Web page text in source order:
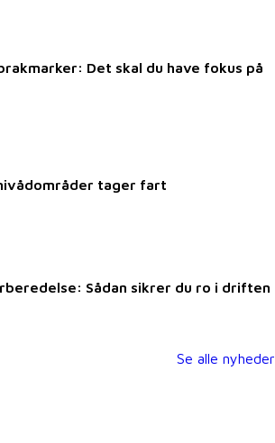
Det skal du have fokus på
tager fart
Sådan sikrer du ro i driften
Se alle nyheder